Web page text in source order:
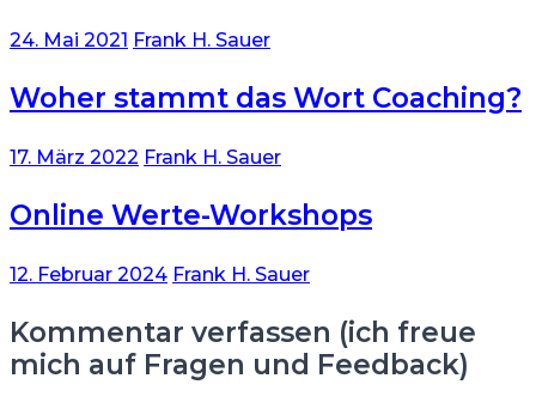
24. Mai 2021 Frank H. Sauer
Woher stammt das Wort Coaching?
17. März 2022 Frank H. Sauer
Online Werte-Workshops
12. Februar 2024 Frank H. Sauer
Kommentar verfassen (ich freue
mich auf Fragen und Feedback)